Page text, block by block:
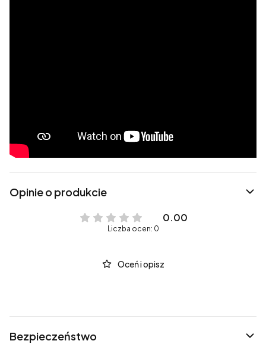
Opinie o produkcie
0.00
Liczba ocen: 0
Oceń i opisz
Bezpieczeństwo